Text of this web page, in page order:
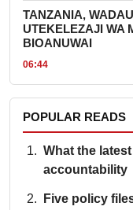
TANZANIA,
UTEKELEZAJI WA
BIOANUWAI
06:44
POPULAR READS
What the
accountability
Five policy